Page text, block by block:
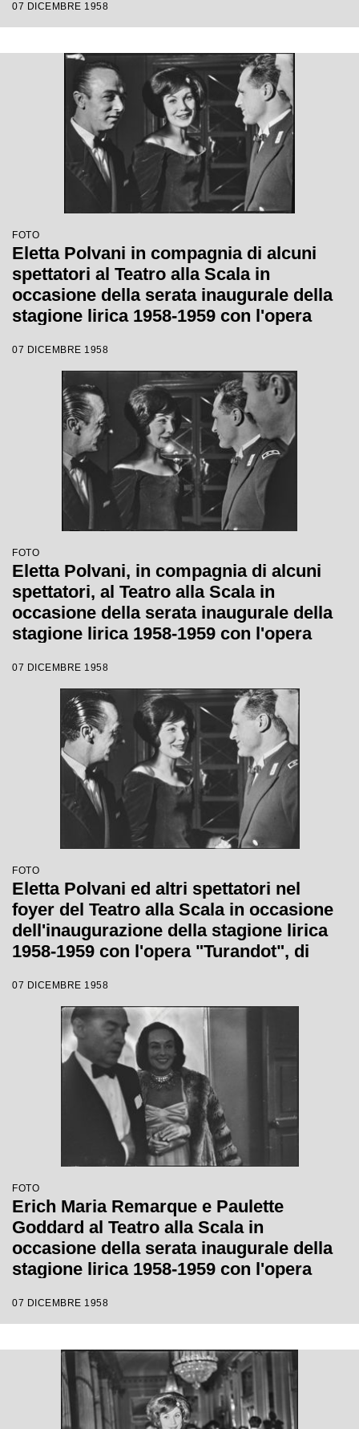
Margherita Wallmann
07 DICEMBRE 1958
FOTO
Eletta Polvani in compagnia di alcuni
spettatori al Teatro alla Scala in
occasione della serata inaugurale della
stagione lirica 1958-1959 con l'opera
da Antonino Votto con la regia di
Margherita Wallmann
07 DICEMBRE 1958
FOTO
Eletta Polvani, in compagnia di alcuni
spettatori, al Teatro alla Scala in
occasione della serata inaugurale della
stagione lirica 1958-1959 con l'opera
da Antonino Votto con la regia di
Margherita Wallmann
07 DICEMBRE 1958
FOTO
Eletta Polvani ed altri spettatori nel
foyer del Teatro alla Scala in occasione
dell'inaugurazione della stagione lirica
1958-1959 con l'opera "Turandot", di
Votto, con la regia di Margherita
Wallmann
07 DICEMBRE 1958
FOTO
Erich Maria Remarque e Paulette
Goddard al Teatro alla Scala in
occasione della serata inaugurale della
stagione lirica 1958-1959 con l'opera
da Antonino Votto con la regia di
07 DICEMBRE 1958